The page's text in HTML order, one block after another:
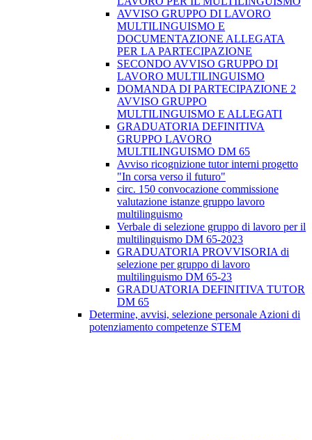
AVVISO GRUPPO DI LAVORO
MULTILINGUISMO E
DOCUMENTAZIONE ALLEGATA
PER LA PARTECIPAZIONE
SECONDO AVVISO GRUPPO DI
LAVORO MULTILINGUISMO
DOMANDA DI PARTECIPAZIONE 2
AVVISO GRUPPO
MULTILINGUISMO E ALLEGATI
GRADUATORIA DEFINITIVA
GRUPPO LAVORO
MULTILINGUISMO DM 65
Avviso ricognizione tutor interni progetto
"In corsa verso il futuro"
circ. 150 convocazione commissione
valutazione istanze gruppo lavoro
multilinguismo
Verbale di selezione gruppo di lavoro per il
multilinguismo DM 65-2023
GRADUATORIA PROVVISORIA di
selezione per gruppo di lavoro
multilinguismo DM 65-23
GRADUATORIA DEFINITIVA TUTOR
DM 65
Determine, avvisi, selezione personale Azioni di
potenziamento competenze STEM